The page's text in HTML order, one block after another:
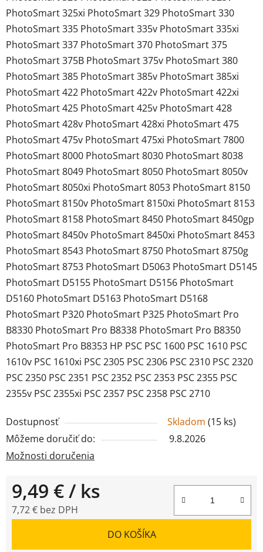
PhotoSmart 325xi PhotoSmart 329 PhotoSmart 330
PhotoSmart 335 PhotoSmart 335v PhotoSmart 335xi
PhotoSmart 337 PhotoSmart 370 PhotoSmart 375
PhotoSmart 375B PhotoSmart 375v PhotoSmart 380
PhotoSmart 385 PhotoSmart 385v PhotoSmart 385xi
PhotoSmart 422 PhotoSmart 422v PhotoSmart 422xi
PhotoSmart 425 PhotoSmart 425v PhotoSmart 428
PhotoSmart 428v PhotoSmart 428xi PhotoSmart 475
PhotoSmart 475v PhotoSmart 475xi PhotoSmart 7800
PhotoSmart 8000 PhotoSmart 8030 PhotoSmart 8038
PhotoSmart 8049 PhotoSmart 8050 PhotoSmart 8050v
PhotoSmart 8050xi PhotoSmart 8053 PhotoSmart 8150
PhotoSmart 8150v PhotoSmart 8150xi PhotoSmart 8153
PhotoSmart 8158 PhotoSmart 8450 PhotoSmart 8450gp
PhotoSmart 8450v PhotoSmart 8450xi PhotoSmart 8453
PhotoSmart 8543 PhotoSmart 8750 PhotoSmart 8750g
PhotoSmart 8753 PhotoSmart D5063 PhotoSmart D5145
PhotoSmart D5155 PhotoSmart D5156 PhotoSmart
D5160 PhotoSmart D5163 PhotoSmart D5168
PhotoSmart P320 PhotoSmart P325 PhotoSmart Pro
B8330 PhotoSmart Pro B8338 PhotoSmart Pro B8350
PhotoSmart Pro B8353 HP PSC PSC 1600 PSC 1610 PSC
1610v PSC 1610xi PSC 2305 PSC 2306 PSC 2310 PSC 2320
PSC 2350 PSC 2351 PSC 2352 PSC 2353 PSC 2355 PSC
2355v PSC 2355xi PSC 2357 PSC 2358 PSC 2710
Dostupnosť Skladom (15 ks)
Môžeme doručiť do:
9.8.2026
Možnosti doručenia
9,49 €/ ks
7,72 € bez DPH
DO KOŠÍKA